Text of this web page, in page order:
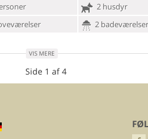
2 husdyr
2 badeværelser
VIS MERE
Side 1 af 4